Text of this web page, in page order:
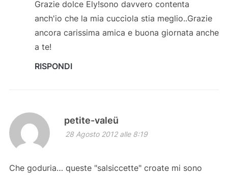
Grazie dolce Ely!sono davvero contenta
anch'io che la mia cucciola stia meglio..Grazie
ancora carissima amica e buona giornata anche
a te!
RISPONDI
petite-valeü
28 Agosto 2012 alle 8:19
Che goduria… queste "salsiccette" croate mi sono